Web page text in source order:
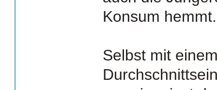
Konsum hemmt.
Selbst mit